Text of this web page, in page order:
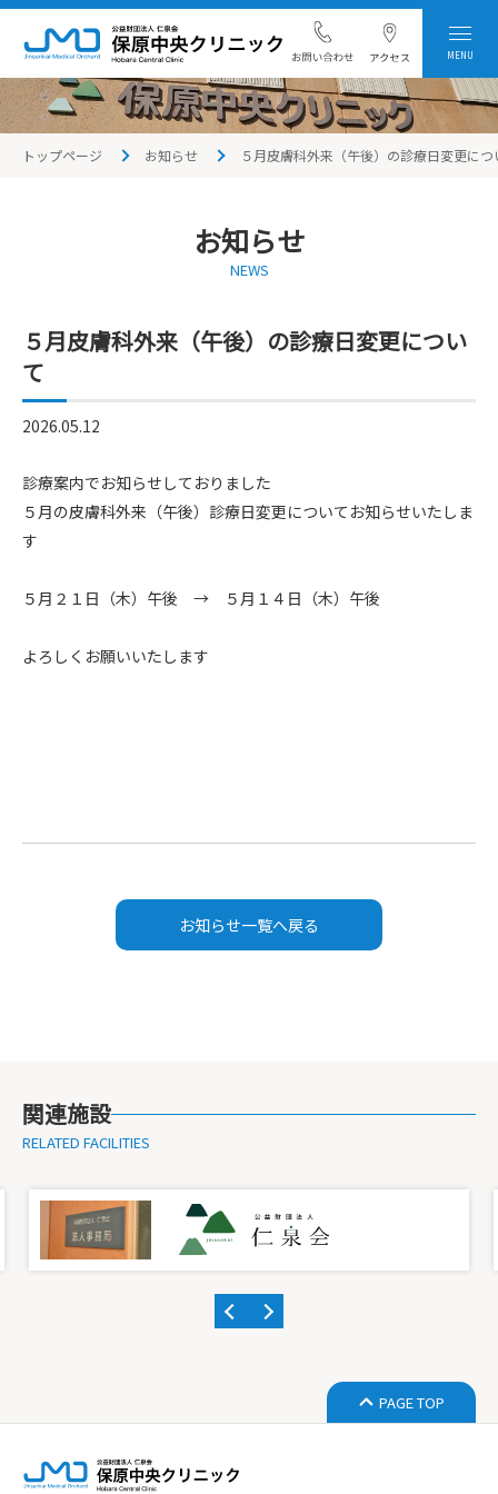
MENU
トップページ お知らせ ５月皮膚科外来（午後）の診療日変更につ
お知らせ
NEWS
５月皮膚科外来（午後）の診療日変更につい
て
2026.05.12
診療案内でお知らせしておりました
５月の皮膚科外来（午後）診療日変更についてお知らせいたしま
す
５月２１日（木）午後　→　５月１４日（木）午後
よろしくお願いいたします
お知らせ一覧へ戻る
関連施設
RELATED FACILITIES
PAGE TOP